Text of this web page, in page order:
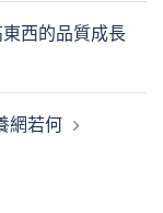
西的品質成長
網若何